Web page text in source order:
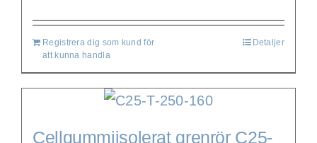
Registrera dig som kund för
att kunna handla
Detaljer
Cellgummiisolerat grenrör C25-